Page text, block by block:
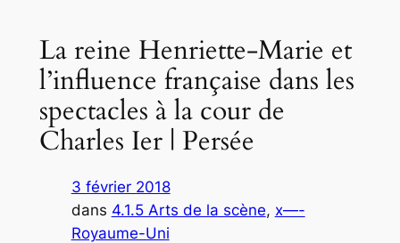
La reine Henriette-Marie et
l’influence française dans les
spectacles à la cour de
Charles Ier | Persée
3 février 2018
dans 4.1.5 Arts de la scène, x—-
Royaume-Uni